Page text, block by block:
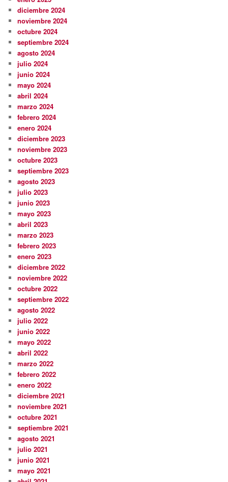
diciembre 2024
noviembre 2024
octubre 2024
septiembre 2024
agosto 2024
julio 2024
junio 2024
mayo 2024
abril 2024
marzo 2024
febrero 2024
enero 2024
diciembre 2023
noviembre 2023
octubre 2023
septiembre 2023
agosto 2023
julio 2023
junio 2023
mayo 2023
abril 2023
marzo 2023
febrero 2023
enero 2023
diciembre 2022
noviembre 2022
octubre 2022
septiembre 2022
agosto 2022
julio 2022
junio 2022
mayo 2022
abril 2022
marzo 2022
febrero 2022
enero 2022
diciembre 2021
noviembre 2021
octubre 2021
septiembre 2021
agosto 2021
julio 2021
junio 2021
mayo 2021